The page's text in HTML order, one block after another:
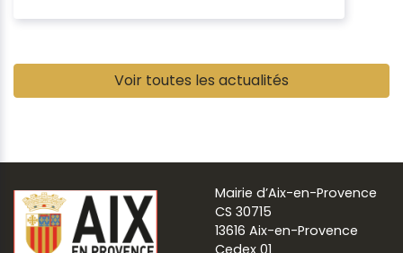
Voir toutes les actualités
Mairie d’Aix-en-Provence
CS 30715
13616 Aix-en-Provence
Cedex 01